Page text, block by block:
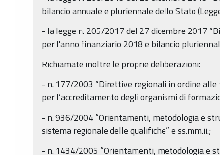
bilancio annuale e pluriennale dello Stato
- la legge n. 205/2017 del 27 dicembre 2017
per l'anno finanziario 2018 e bilancio
Richiamate inoltre le proprie deliberazioni:
- n. 177/2003 “Direttive regionali in ordine alle
per l’accreditamento degli organismi di
- n. 936/2004 “Orientamenti, metodologia e
sistema regionale delle qualifiche” e ss.mm.ii.;
- n. 1434/2005 “Orientamenti, metodologia e